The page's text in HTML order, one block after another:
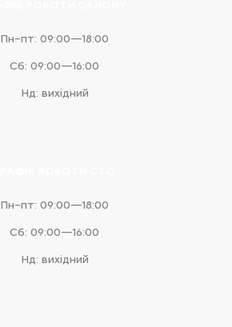
Пн–пт: 09:00—18:00
Сб: 09:00—16:00
Нд: вихідний
Пн–пт: 09:00—18:00
Сб: 09:00—16:00
Нд: вихідний